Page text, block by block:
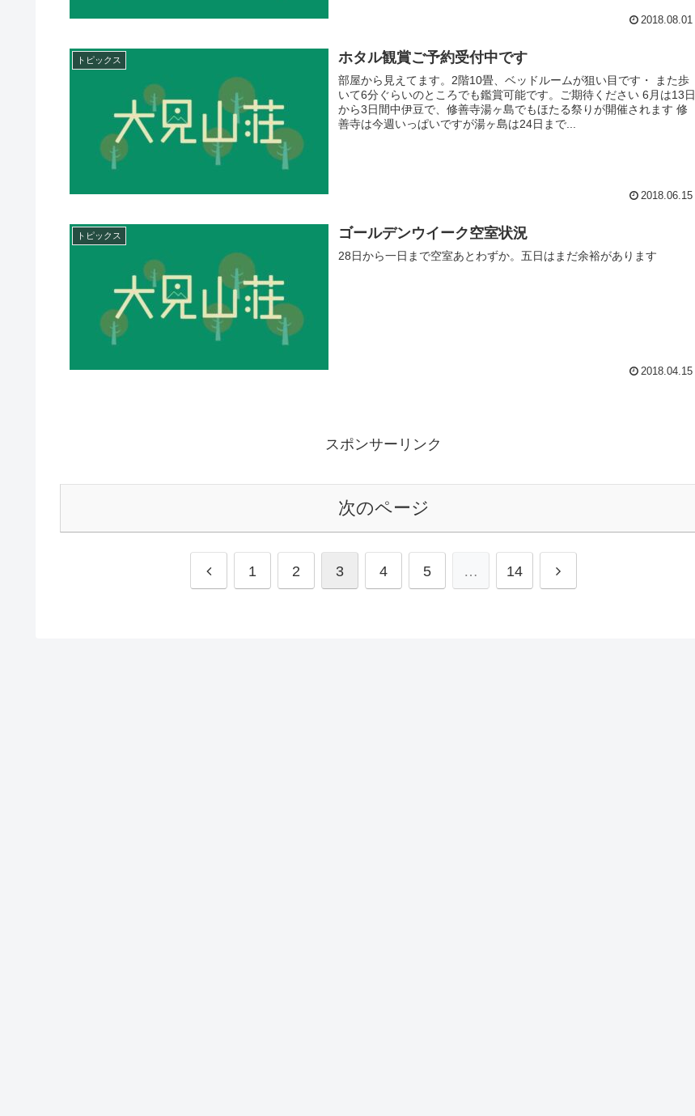
2018.08.01
トピックス ホタル観賞ご予約受付中です
部屋から見えてます。2階10畳、ベッドルームが狙い目です・ また歩
いて6分ぐらいのところでも鑑賞可能です。ご期待ください 6月は13日
から3日間中伊豆で、修善寺湯ヶ島でもほたる祭りが開催されます 修
善寺は今週いっぱいですが湯ヶ島は24日まで...
2018.06.15
トピックス ゴールデンウイーク空室状況
28日から一日まで空室あとわずか。五日はまだ余裕があります
2018.04.15
スポンサーリンク
次のページ
前 1 2 3 4 5 … 14 次